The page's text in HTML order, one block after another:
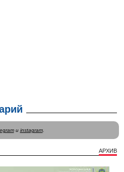
и instagram.
АРХИВ